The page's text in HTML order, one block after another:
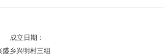
成立日期：
乡兴明村三组